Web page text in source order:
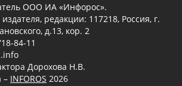
ООО ИА «Инфорос».
редакции: 117218, Россия, г.
д.13, кор. 2
84-11
Дорохова Н.В.
– INFOROS 2026